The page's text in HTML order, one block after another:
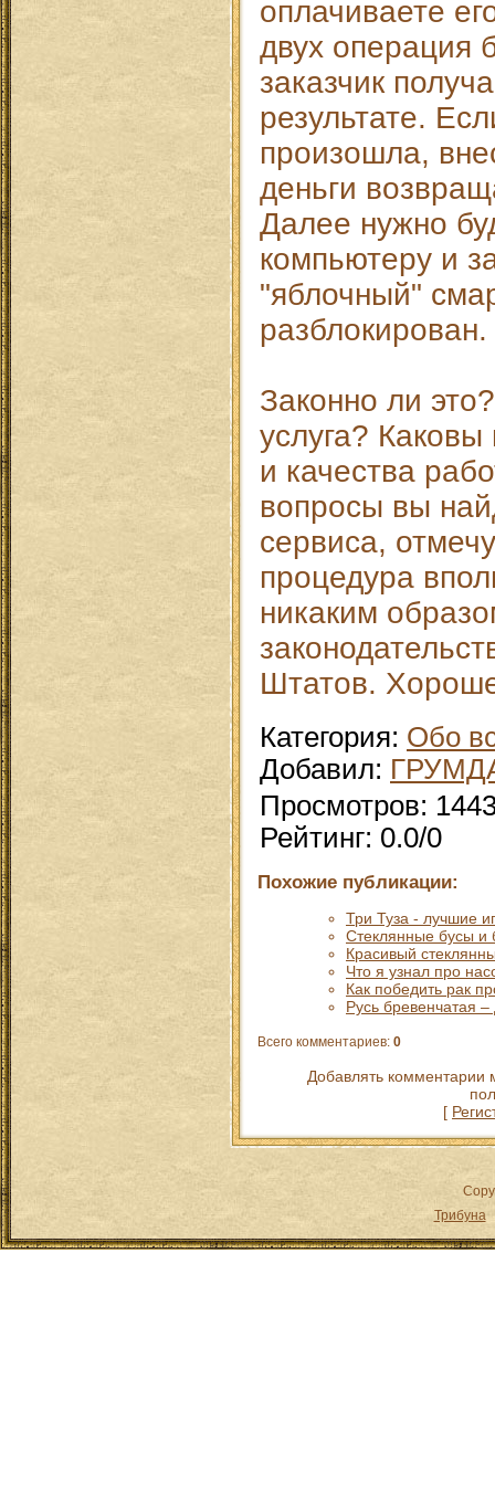
оплачиваете
двух операция
заказчик
результате.
произошла,
деньги
Далее нужно
компьютеру и
"яблочный"
разблокирован.
Законно ли
услуга?
и качества
вопросы вы
сервиса,
процедура
никаким
Штатов.
Категория: Обо
Добавил:
Просмотров:
Рейтинг: 0.0/0
Похожие публикации:
Три Туза - лучшие
Стеклянные бусы и
Красивый
Что я узнал про
Как победить рак
Русь бревенчатая
Всего комментариев: 0
Добавлять комментарии
[
Трибуна